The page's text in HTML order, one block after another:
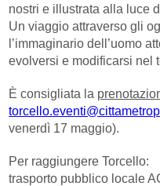
nostri e illustrata alla luce
Un viaggio attraverso gli
l’immaginario dell’uomo
evolversi e modificarsi nel
È consigliata la
venerdì 17 maggio).
Per raggiungere Torcello:
trasporto pubblico locale